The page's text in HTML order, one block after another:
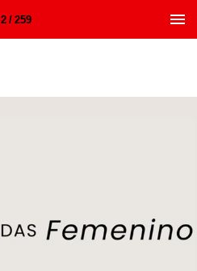
2 / 259